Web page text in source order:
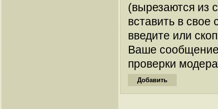
(вырезаются из
вставить в
введите или
Ваше
проверки